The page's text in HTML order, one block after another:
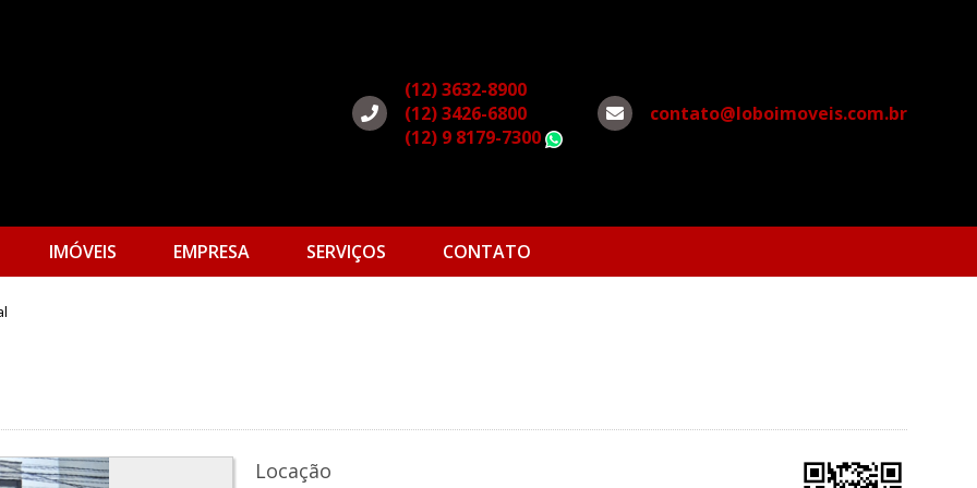
(12) 3632-8900
(12) 3426-6800
(12) 9 8179-7300
contato@loboimoveis.com.br
IMÓVEIS EMPRESA SERVIÇOS CONTATO
Locação